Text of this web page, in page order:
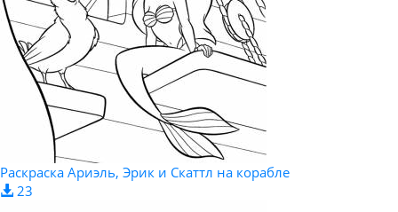
Раскраска Ариэль, Эрик и Скаттл на корабле
23